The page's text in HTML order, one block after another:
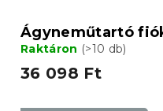
Ágyneműtartó
Raktáron (>10 db)
36 098 Ft